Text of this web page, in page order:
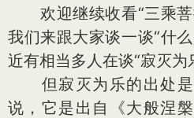
欢迎继续收看“三乘菩
我们来跟大家谈一谈“什
近有相当多人在谈“寂灭为
但寂灭为乐的出处是
说，它是出自《大般涅